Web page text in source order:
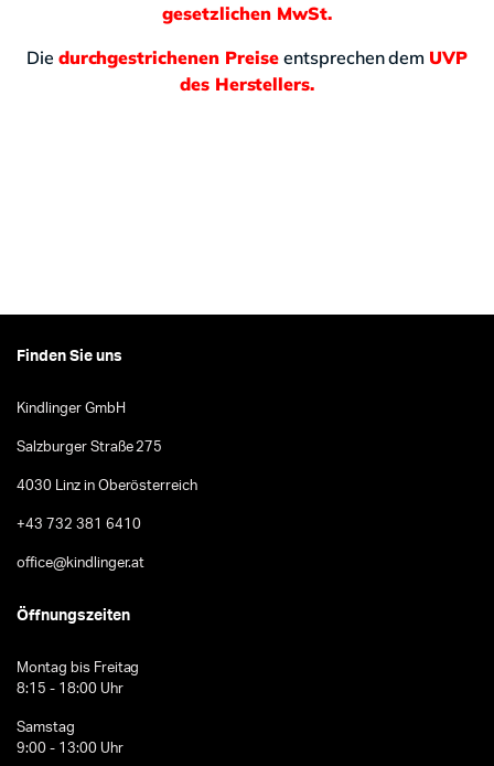
gesetzlichen MwSt.
Die durchgestrichenen Preiseentsprechen dem UVP
des Herstellers.
Finden Sie uns
Kindlinger GmbH
Salzburger Straße 275
4030 Linz in Oberösterreich
+43 732 381 6410
office@kindlinger.at
Öffnungszeiten
Montag bis Freitag
8:15 - 18:00 Uhr
Samstag
9:00 - 13:00 Uhr